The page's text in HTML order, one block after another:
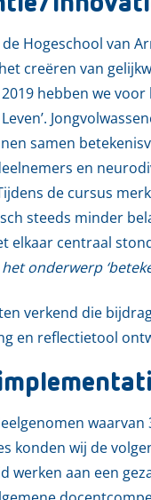
Hogeschool van
creëren van
hebben we
samen
en
de cursus
steeds minder
elkaar centraal
onderwerp
verkend die
en reflectietool
konden wij de
aan een